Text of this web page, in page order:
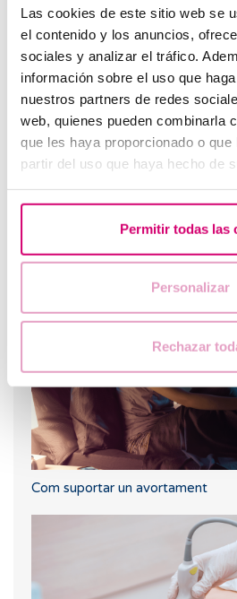
Las cookies de este sitio web se
el contenido y los anuncios,
sociales y analizar el tráfico.
información sobre el uso que
nuestros partners de redes
web, quienes pueden combinarla
que les haya proporcionado o que
partir del uso que haya hecho de
Permitir todas las
Personalizar
Rechazar
Preservar la fertilitat amb la
Barcelona IVF a TV3.
Com suportar un avortament